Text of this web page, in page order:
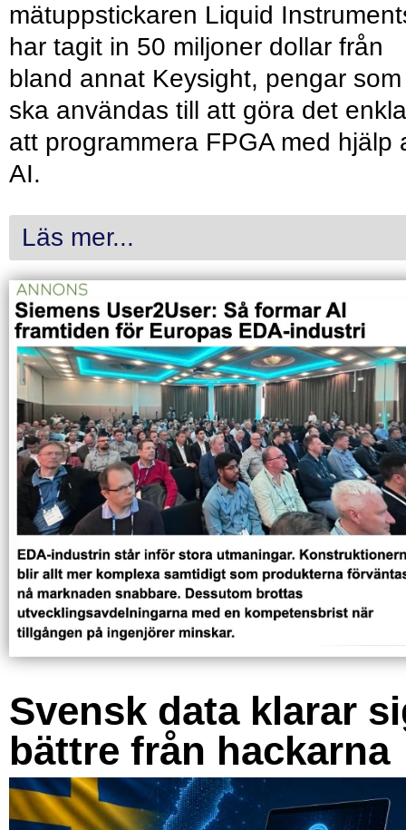
mätuppstickaren Liquid
har tagit in 50 miljoner dollar från
bland annat Keysight, pengar som
ska användas till att göra det
att programmera FPGA med hjälp
AI.
Läs mer...
Svensk data klarar
bättre från hackarna